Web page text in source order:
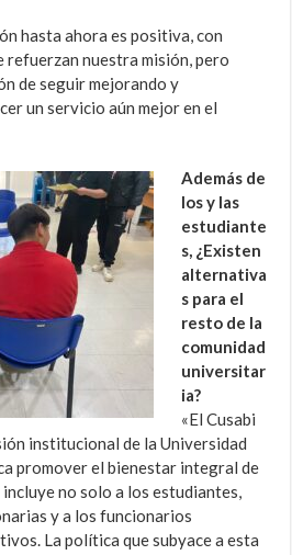
hasta ahora es positiva, con
nuestra misión, pero
de seguir mejorando y
un servicio aún mejor en el
Además de
los y las
estudiante
s, ¿Existen
alternativa
s para el
resto de la
comunidad
universitar
ia?
«El Cusabi
institucional de la Universidad
promover el bienestar integral de
no solo a los estudiantes,
y a los funcionarios
La política que subyace a esta